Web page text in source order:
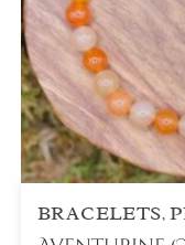
BRACELETS,